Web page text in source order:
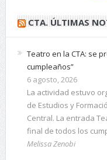
CTA. ÚLTIMAS
Teatro en la CTA: se
cumpleaños”
6 agosto, 2026
La actividad estuvo
de Estudios y
Central. La entrada
final de todos los
Melissa Zenobi